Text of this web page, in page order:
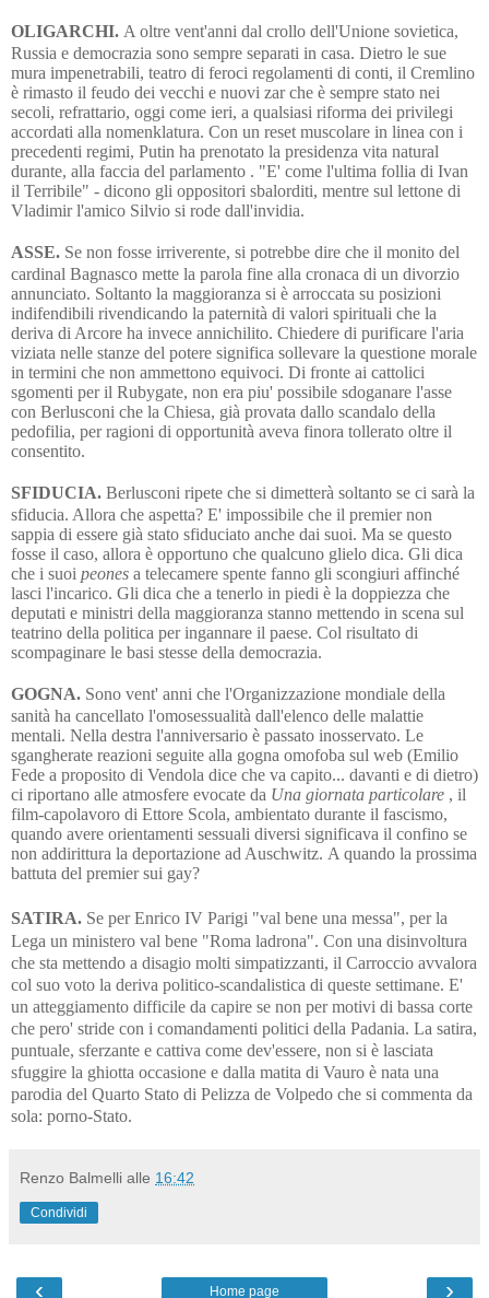
OLIGARCHI. A oltre vent'anni dal crollo dell'Unione sovietica,
Russia e democrazia sono sempre separati in casa. Dietro le sue
mura impenetrabili, teatro di feroci regolamenti di conti, il Cremlino
è rimasto il feudo dei vecchi e nuovi zar che è sempre stato nei
secoli, refrattario, oggi come ieri, a qualsiasi riforma dei privilegi
accordati alla nomenklatura. Con un reset muscolare in linea con i
precedenti regimi, Putin ha prenotato la presidenza vita natural
durante, alla faccia del parlamento . "E' come l'ultima follia di Ivan
il Terribile" - dicono gli oppositori sbalorditi, mentre sul lettone di
Vladimir l'amico Silvio si rode dall'invidia.
ASSE. Se non fosse irriverente, si potrebbe dire che il monito del
cardinal Bagnasco mette la parola fine alla cronaca di un divorzio
annunciato. Soltanto la maggioranza si è arroccata su posizioni
indifendibili rivendicando la paternità di valori spirituali che la
deriva di Arcore ha invece annichilito. Chiedere di purificare l'aria
viziata nelle stanze del potere significa sollevare la questione morale
in termini che non ammettono equivoci. Di fronte ai cattolici
sgomenti per il Rubygate, non era piu' possibile sdoganare l'asse
con Berlusconi che la Chiesa, già provata dallo scandalo della
pedofilia, per ragioni di opportunità aveva finora tollerato oltre il
consentito.
SFIDUCIA. Berlusconi ripete che si dimetterà soltanto se ci sarà la
sfiducia. Allora che aspetta? E' impossibile che il premier non
sappia di essere già stato sfiduciato anche dai suoi. Ma se questo
fosse il caso, allora è opportuno che qualcuno glielo dica. Gli dica
che i suoi peones a telecamere spente fanno gli scongiuri affinché
lasci l'incarico. Gli dica che a tenerlo in piedi è la doppiezza che
deputati e ministri della maggioranza stanno mettendo in scena sul
teatrino della politica per ingannare il paese. Col risultato di
scompaginare le basi stesse della democrazia.
GOGNA. Sono vent' anni che l'Organizzazione mondiale della
sanità ha cancellato l'omosessualità dall'elenco delle malattie
mentali. Nella destra l'anniversario è passato inosservato. Le
sgangherate reazioni seguite alla gogna omofoba sul web (Emilio
Fede a proposito di Vendola dice che va capito... davanti e di dietro)
ci riportano alle atmosfere evocate da Una giornata particolare , il
film-capolavoro di Ettore Scola, ambientato durante il fascismo,
quando avere orientamenti sessuali diversi significava il confino se
non addirittura la deportazione ad Auschwitz. A quando la prossima
battuta del premier sui gay?
SATIRA. Se per Enrico IV Parigi "val bene una messa", per la
Lega un ministero val bene "Roma ladrona". Con una disinvoltura
che sta mettendo a disagio molti simpatizzanti, il Carroccio avvalora
col suo voto la deriva politico-scandalistica di queste settimane. E'
un atteggiamento difficile da capire se non per motivi di bassa corte
che pero' stride con i comandamenti politici della Padania. La satira,
puntuale, sferzante e cattiva come dev'essere, non si è lasciata
sfuggire la ghiotta occasione e dalla matita di Vauro è nata una
parodia del Quarto Stato di Pelizza de Volpedo che si commenta da
sola: porno-Stato.
Renzo Balmelli alle 16:42
Condividi
‹ ›
Home page